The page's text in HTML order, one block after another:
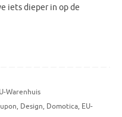
iets dieper in op de
Warenhuis
, Design, Domotica, EU-